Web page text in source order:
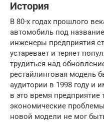
История
В 80-х годах прошлого
автомобиль под
инженеры предприятия
устаревает и теряет
трудиться над
рестайлинговая модель
аудитории в 1998 году и
в это время предприятие
экономические
новой модели не мог